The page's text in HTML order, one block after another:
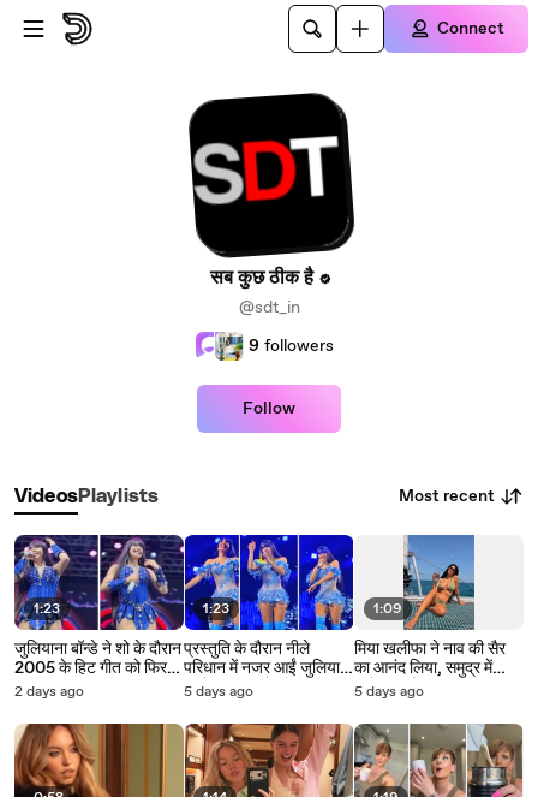
Skip to main content
Connect
सब कुछ ठीक है
@sdt_in
9 followers
Follow
VideosPlaylists Most recent
1:23
जुलियाना बॉन्डे ने शो के दौरान
2005 के हिट गीत को फिर
किया याद, प्रशंसक हुए पुरानी
2 days ago
1:23
प्रस्तुति के दौरान नीले
परिधान में नजर आईं जुलियाना
बॉन्डे, प्रशंसकों को किया
5 days ago
1:09
मिया खलीफा ने नाव की सैर
का आनंद लिया, समुद्र में
फ्लोट पर बैठकर खाया
5 days ago